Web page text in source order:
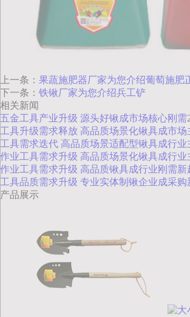
上一条： 果蔬施肥器厂家为您介绍葡萄施肥
下一条： 铁锹厂家为您介绍兵工铲
相关新闻
五金工具产业升级 源头好锹成市场核心刚需
工具升级需求释放 高品质场景化锹具成市场
工具需求迭代 高品质场景适配型锹具成行业
作业工具需求升级 高品质场景化锹具成行业
作业工具需求升级 高品质锹具成行业刚需新
工具品质需求升级 专业实体制锹企业成采购
产品展示